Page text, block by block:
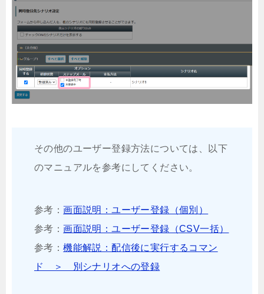
その他のユーザー登録方法については、以下
のマニュアルを参考にしてください。
参考：画面説明：ユーザー登録（個別）
参考：画面説明：ユーザー登録（CSV一括）
参考：機能解説：配信後に実行するコマン
ド ＞ 別シナリオへの登録